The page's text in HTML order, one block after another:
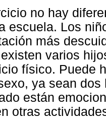
no hay
escuela. Los
más
varios
físico. Puede
ya sean
están
otras